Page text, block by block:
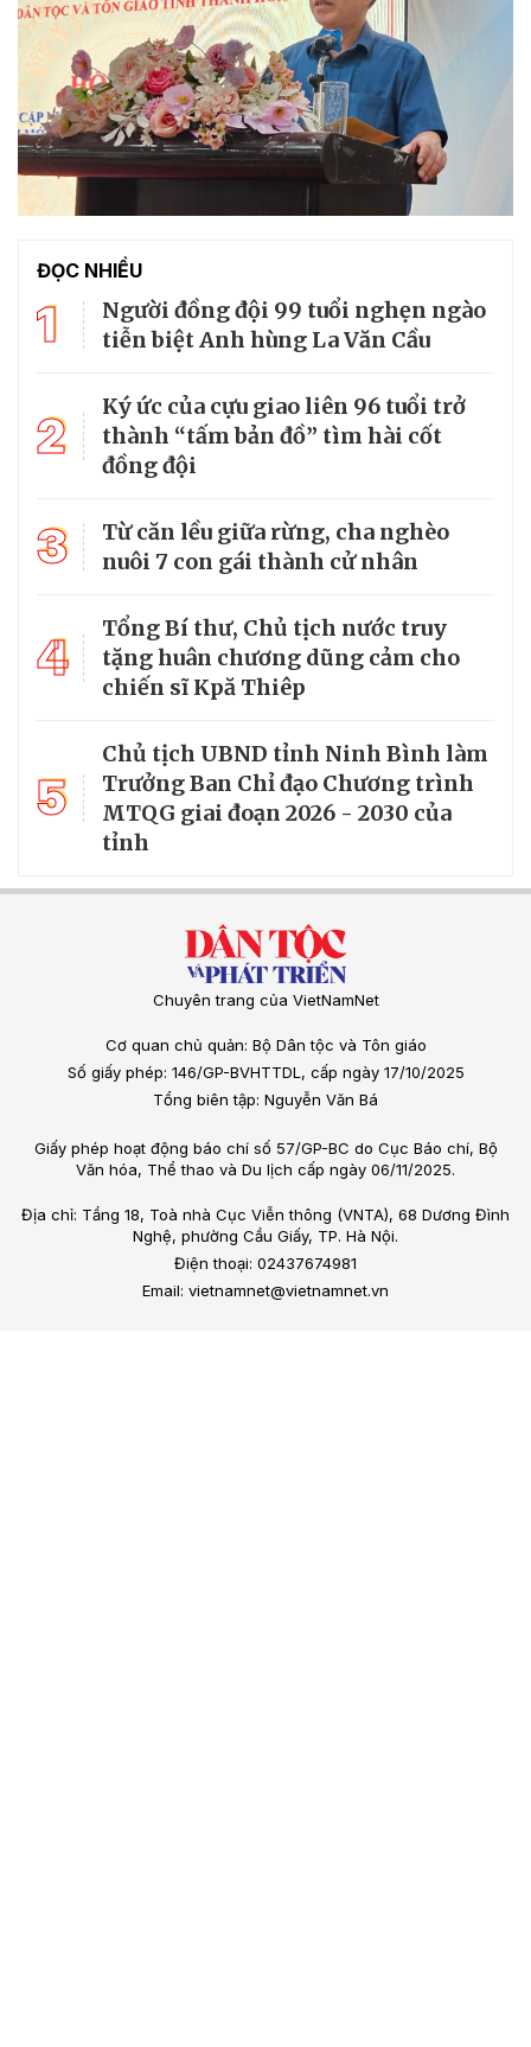
ĐỌC NHIỀU
1
Người đồng đội 99 tuổi nghẹn ngào
tiễn biệt Anh hùng La Văn Cầu
2
Ký ức của cựu giao liên 96 tuổi trở
thành “tấm bản đồ” tìm hài cốt
đồng đội
3
Từ căn lều giữa rừng, cha nghèo
nuôi 7 con gái thành cử nhân
4
Tổng Bí thư, Chủ tịch nước truy
tặng huân chương dũng cảm cho
chiến sĩ Kpă Thiêp
5
Chủ tịch UBND tỉnh Ninh Bình làm
Trưởng Ban Chỉ đạo Chương trình
MTQG giai đoạn 2026 - 2030 của
tỉnh
Chuyên trang của VietNamNet
Cơ quan chủ quản: Bộ Dân tộc và Tôn giáo
Số giấy phép: 146/GP-BVHTTDL, cấp ngày 17/10/2025
Tổng biên tập: Nguyễn Văn Bá
Giấy phép hoạt động báo chí số 57/GP-BC do Cục Báo chí, Bộ
Văn hóa, Thể thao và Du lịch cấp ngày 06/11/2025.
Địa chỉ: Tầng 18, Toà nhà Cục Viễn thông (VNTA), 68 Dương Đình
Nghệ, phường Cầu Giấy, TP. Hà Nội.
Điện thoại: 02437674981
Email: vietnamnet@vietnamnet.vn